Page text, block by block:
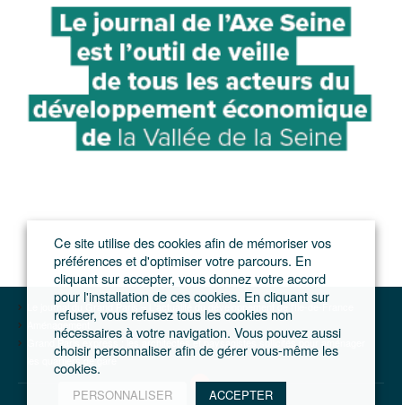
Le journal du Grand Paris – L'actualité du développement de l'Ile-de-France
Aménagement
Grand Paris express : les architectes et paysagistes sollicités pour aménager
les quartiers de gare
Ce site utilise des cookies afin de mémoriser vos
préférences et d'optimiser votre parcours. En
cliquant sur accepter, vous donnez votre accord
pour l'installation de ces cookies. En cliquant sur
refuser, vous refusez tous les cookies non
nécessaires à votre navigation. Vous pouvez aussi
choisir personnaliser afin de gérer vous-même les
cookies.
PERSONNALISER ACCEPTER